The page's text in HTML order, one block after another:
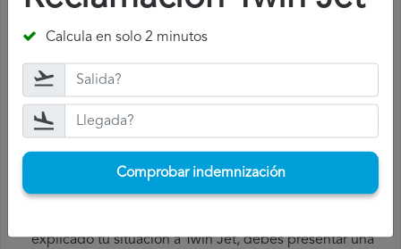
vuelo, la fecha de salida, el aeropuerto de origen y el
aeropuerto de destino. También es recomendable que
guardes todos los documentos relacionados con el
vuelo, como la tarjeta de embarque, el billete y los
explicado tu situación a Twin Jet, debes presentar una
Calcula en solo 2 minutos
Comprobar indemnización